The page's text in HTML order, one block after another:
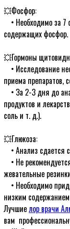
💥Фосфор:
ᅠ• Необходимо за 7
содержащих фосфор.
💥Гормоны
ᅠ• Исследование
приема
ᅠ• За 2-3 дня до
продуктов и
соль и т. д.).
💥Глюкоза:
ᅠ• Анализ сдается
ᅠ• Не
жевательные
ᅠ• Необходимо
низким содержанием
Лучшиелор врачи
вам